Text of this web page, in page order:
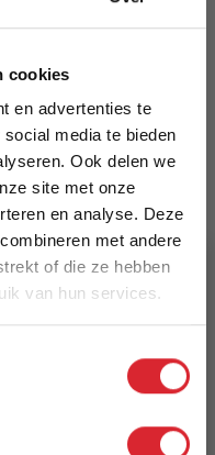
cookies
en advertenties te
media te bieden
Ook delen we
site met onze
en analyse. Deze
met andere
of die ze hebben
van hun services.